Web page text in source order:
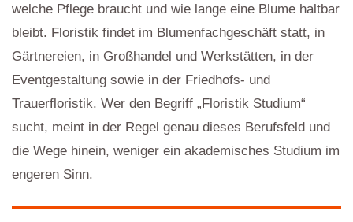
welche Pflege braucht und wie lange eine Blume haltbar
bleibt. Floristik findet im Blumenfachgeschäft statt, in
Gärtnereien, in Großhandel und Werkstätten, in der
Eventgestaltung sowie in der Friedhofs- und
Trauerfloristik. Wer den Begriff „Floristik Studium“
sucht, meint in der Regel genau dieses Berufsfeld und
die Wege hinein, weniger ein akademisches Studium im
engeren Sinn.